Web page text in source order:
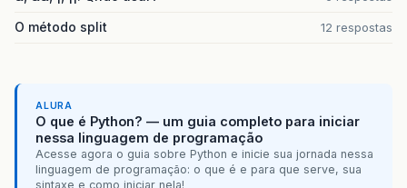
O método split 12 respostas
ALURA
O que é Python? — um guia completo para iniciar
nessa linguagem de programação
Acesse agora o guia sobre Python e inicie sua jornada nessa
linguagem de programação: o que é e para que serve, sua
sintaxe e como iniciar nela!